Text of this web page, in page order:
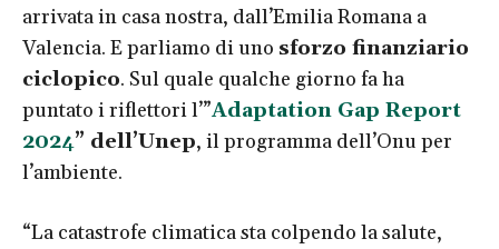
arrivata in casa nostra, dall’Emilia Romana a
Valencia. E parliamo di uno sforzo finanziario
ciclopico. Sul quale qualche giorno fa ha
puntato i riflettori l’”Adaptation Gap Report
2024” dell’Unep, il programma dell’Onu per
l’ambiente.
“La catastrofe climatica sta colpendo la salute,